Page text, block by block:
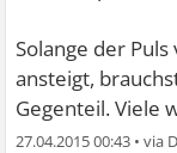
Solange der
ansteigt,
Gegenteil. Viele
27.04.2015 00:43 •